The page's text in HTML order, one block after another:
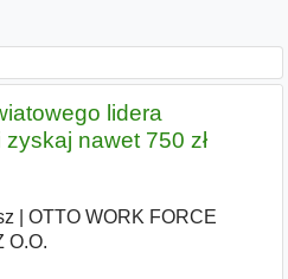
lidera
nawet 750 zł
OTTO WORK FORCE
O.O.